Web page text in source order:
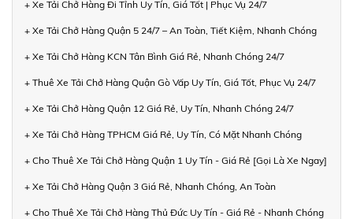
+ Xe Tải Chở Hàng Đi Tỉnh Uy Tín, Giá Tốt | Phục Vụ 24/7
+ Xe Tải Chở Hàng Quận 5 24/7 – An Toàn, Tiết Kiệm, Nhanh Chóng
+ Xe Tải Chở Hàng KCN Tân Bình Giá Rẻ, Nhanh Chóng 24/7
+ Thuê Xe Tải Chở Hàng Quận Gò Vấp Uy Tín, Giá Tốt, Phục Vụ 24/7
+ Xe Tải Chở Hàng Quận 12 Giá Rẻ, Uy Tín, Nhanh Chóng 24/7
+ Xe Tải Chở Hàng TPHCM Giá Rẻ, Uy Tín, Có Mặt Nhanh Chóng
+ Cho Thuê Xe Tải Chở Hàng Quận 1 Uy Tín - Giá Rẻ [Gọi Là Xe Ngay]
+ Xe Tải Chở Hàng Quận 3 Giá Rẻ, Nhanh Chóng, An Toàn
+ Cho Thuê Xe Tải Chở Hàng Thủ Đức Uy Tín - Giá Rẻ - Nhanh Chóng